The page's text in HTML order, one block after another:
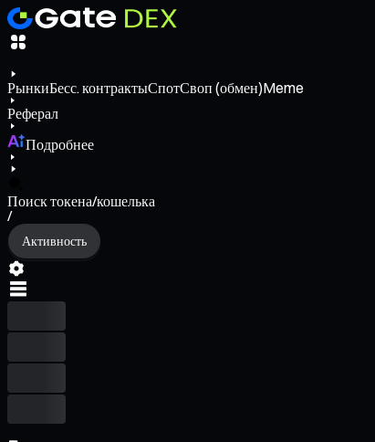
РынкиБесс. контрактыСпотСвоп (обмен)Meme
Реферал
Подробнее
Поиск токена/кошелька
/
Активность